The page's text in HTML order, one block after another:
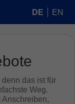
DE EN
das ist für
Weg.